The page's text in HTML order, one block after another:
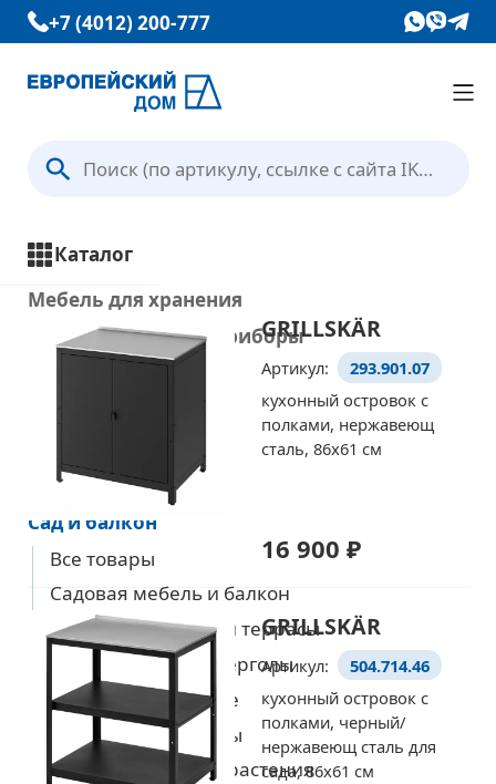
+7 (4012) 200-777
Каталог
Вопрос — Ответ
Отзывы
Контакты
Условия доставки
Уже выбрали товары
на европейском сайте IKEA?
Тогда просто добавляйте
их в корзину по артикулу
Перейти в корзину
Каталог
Мебель для хранения
Кухни и кухонные приборы
Столы и стулья
Ванная комната
Текстиль и ковры
Сад и балкон
Все товары
Садовая мебель и балкон
Полы для балкона и террасы
Зонты, беседки и перголы
Садовое освещение
Садовые аксессуары
Садовые горшки и растения
GRILLSKÄR
Артикул:
293.901.07
кухонный островок с
полками, нержавеющ
сталь, 86x61 см
16 900 ₽
GRILLSKÄR
Артикул:
504.714.46
кухонный островок с
полками, черный/
нержавеющ сталь для
сада, 86x61 см